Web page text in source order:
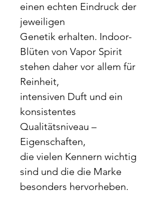
einen echten Eindruck der
jeweiligen
Genetik erhalten. Indoor-
Blüten von Vapor Spirit
stehen daher vor allem für
Reinheit,
intensiven Duft und ein
konsistentes
Qualitätsniveau –
Eigenschaften,
die vielen Kennern wichtig
sind und die die Marke
besonders hervorheben.